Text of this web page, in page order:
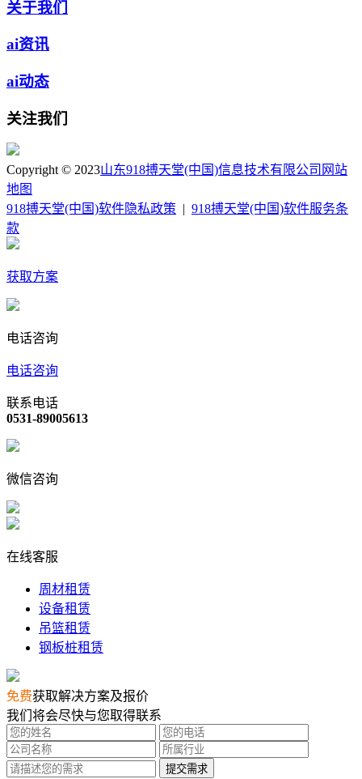
关于我们
ai资讯
ai动态
关注我们
Copyright © 2023山东918搏天堂(中国)信息技术有限公司 网站
地图
918搏天堂(中国)软件隐私政策
918搏天堂(中国)软件服务条
款
获取方案
电话咨询
电话咨询
联系电话
0531-89005613
微信咨询
在线客服
周材租赁
设备租赁
吊篮租赁
钢板桩租赁
免费获取解决方案及报价
我们将会尽快与您取得联系
提交需求